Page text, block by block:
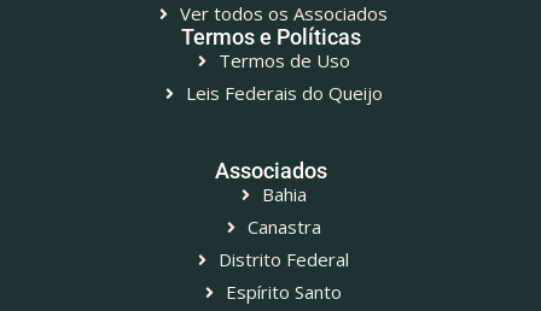
Ver todos os Associados
Termos e Políticas
Termos de Uso
Leis Federais do Queijo
Associados
Bahia
Canastra
Distrito Federal
Espírito Santo